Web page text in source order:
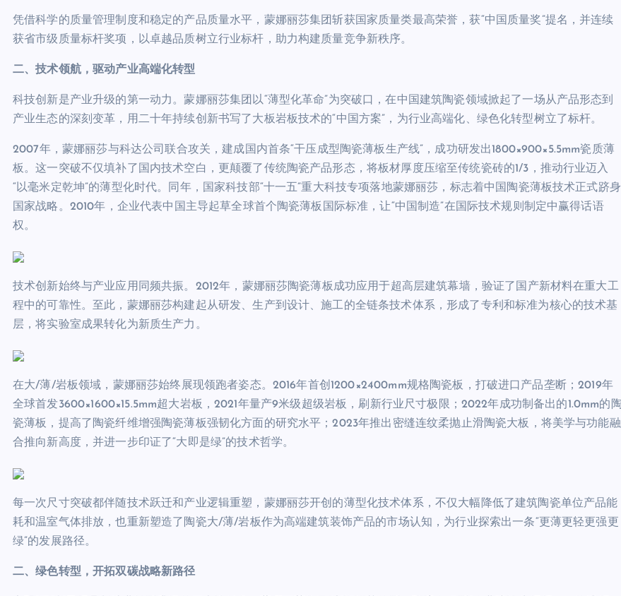
凭借科学的质量管理制度和稳定的产品质量水平，蒙娜丽莎集团斩获国家质量类最高荣誉，获“中国质量奖”提名，并连续
获省市级质量标杆奖项，以卓越品质树立行业标杆，助力构建质量竞争新秩序。
二、技术领航，驱动产业高端化转型
科技创新是产业升级的第一动力。蒙娜丽莎集团以“薄型化革命”为突破口，在中国建筑陶瓷领域掀起了一场从产品形态到
产业生态的深刻变革，用二十年持续创新书写了大板岩板技术的“中国方案”，为行业高端化、绿色化转型树立了标杆。
2007年，蒙娜丽莎与科达公司联合攻关，建成国内首条“干压成型陶瓷薄板生产线”，成功研发出1800×900×5.5mm瓷质薄
板。这一突破不仅填补了国内技术空白，更颠覆了传统陶瓷产品形态，将板材厚度压缩至传统瓷砖的1/3，推动行业迈入
“以毫米定乾坤”的薄型化时代。同年，国家科技部“十一五”重大科技专项落地蒙娜丽莎，标志着中国陶瓷薄板技术正式跻身
国家战略。2010年，企业代表中国主导起草全球首个陶瓷薄板国际标准，让“中国制造”在国际技术规则制定中赢得话语
权。
技术创新始终与产业应用同频共振。2012年，蒙娜丽莎陶瓷薄板成功应用于超高层建筑幕墙，验证了国产新材料在重大工
程中的可靠性。至此，蒙娜丽莎构建起从研发、生产到设计、施工的全链条技术体系，形成了专利和标准为核心的技术基
层，将实验室成果转化为新质生产力。
在大/薄/岩板领域，蒙娜丽莎始终展现领跑者姿态。2016年首创1200×2400mm规格陶瓷板，打破进口产品垄断；2019年
全球首发3600×1600×15.5mm超大岩板，2021年量产9米级超级岩板，刷新行业尺寸极限；2022年成功制备出的1.0mm的陶
瓷薄板，提高了陶瓷纤维增强陶瓷薄板强韧化方面的研究水平；2023年推出密缝连纹柔抛止滑陶瓷大板，将美学与功能融
合推向新高度，并进一步印证了“大即是绿”的技术哲学。
每一次尺寸突破都伴随技术跃迁和产业逻辑重塑，蒙娜丽莎开创的薄型化技术体系，不仅大幅降低了建筑陶瓷单位产品能
耗和温室气体排放，也重新塑造了陶瓷大/薄/岩板作为高端建筑装饰产品的市场认知，为行业探索出一条“更薄更轻更强更
绿”的发展路径。
二、绿色转型，开拓双碳战略新路径